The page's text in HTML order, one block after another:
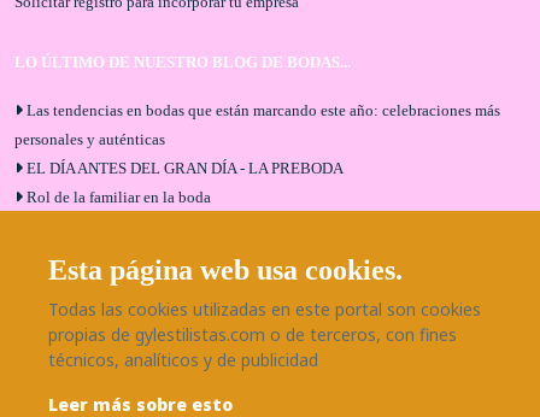
LO ÚLTIMO DE NUESTRO BLOG DE BODAS...
Las tendencias en bodas que están marcando este año: celebraciones más
personales y auténticas
EL DÍA ANTES DEL GRAN DÍA - LA PREBODA
Rol de la familiar en la boda
Bodas en Alhaurín de la Torre: entrevista exclusiva con Bodaeventos
Málaga
¿Cómo será tu boda?
Blog de bodas
SÍGUENOS EN NUESTRAS REDES
Esta página web usa cookies.
Todas las cookies utilizadas en este portal son cookies
propias de gylestilistas.com o de terceros, con fines
técnicos, analíticos y de publicidad
Leer más sobre esto